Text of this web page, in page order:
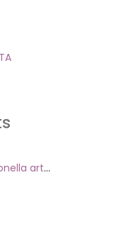
Slip tripack donna vita bassa cotonella art 3165 in cotone elasticizzato